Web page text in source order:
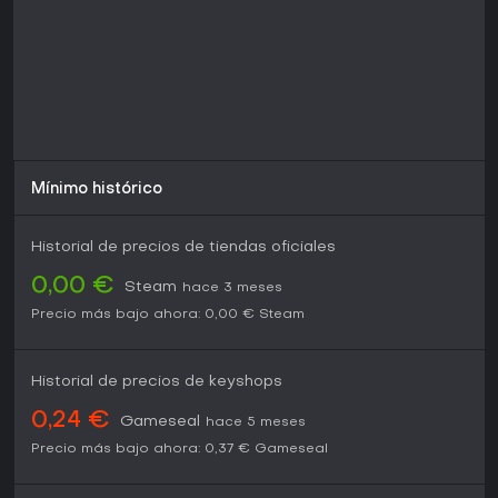
Mínimo histórico
Historial de precios de tiendas oficiales
0,00 € Steam
hace 3 meses
Precio más bajo ahora: 0,00 € Steam
Historial de precios de keyshops
0,24 € Gameseal
hace 5 meses
Precio más bajo ahora: 0,37 € Gameseal